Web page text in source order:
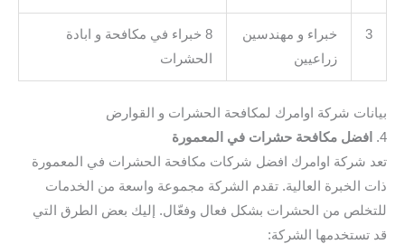
3
خبراء و مهندسين
زراعيين
8 خبراء في مكافحة و ابادة
الحشرات
بيانات شركة اوامرك لمكافحة الحشرات و القوارض
4.
افضل مكافحة حشرات في المعمورة
تعد شركة اوامرك افضل شركات مكافحة الحشرات في المعمورة
ذات الخبرة العالية. تقدم الشركة مجموعة واسعة من الخدمات
للتخلص من الحشرات بشكل فعال وفعّال. إليك بعض الطرق التي
قد تستخدمها الشركة: